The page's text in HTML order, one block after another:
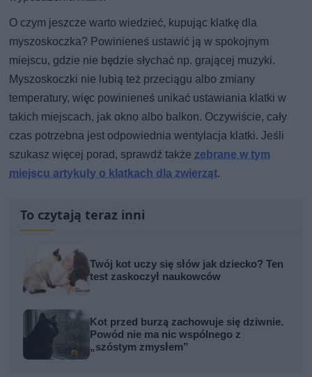
O czym jeszcze warto wiedzieć, kupując klatkę dla
myszoskoczka? Powinieneś ustawić ją w spokojnym
miejscu, gdzie nie będzie słychać np. grającej muzyki.
Myszoskoczki nie lubią też przeciągu albo zmiany
temperatury, więc powinieneś unikać ustawiania klatki w
takich miejscach, jak okno albo balkon. Oczywiście, cały
czas potrzebna jest odpowiednia wentylacja klatki. Jeśli
szukasz więcej porad, sprawdź także zebrane w tym
miejscu artykuły o klatkach dla zwierząt.
To czytają teraz inni
Twój kot uczy się słów jak dziecko? Ten
test zaskoczył naukowców
Kot przed burzą zachowuje się dziwnie.
Powód nie ma nic wspólnego z
„szóstym zmysłem”